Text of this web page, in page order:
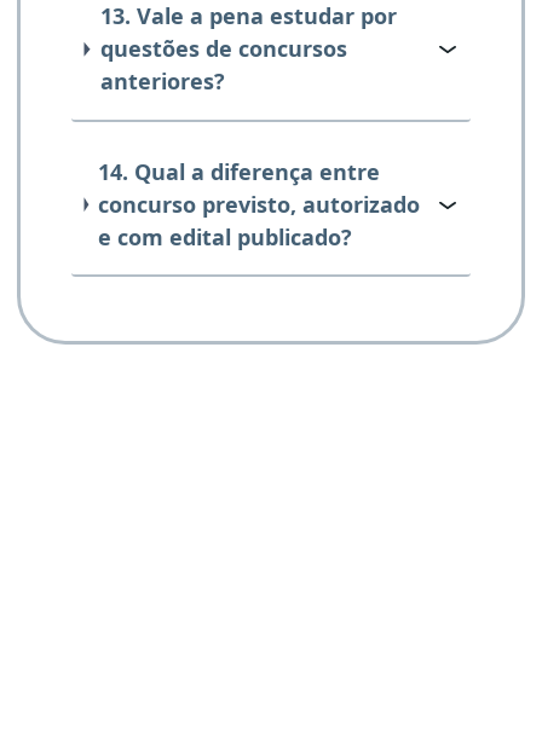
13. Vale a pena estudar por
questões de concursos
anteriores?
14. Qual a diferença entre
concurso previsto, autorizado
e com edital publicado?